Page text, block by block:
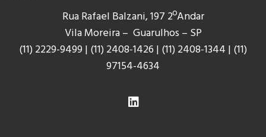
Rua Rafael Balzani, 197 2ºAndar
Vila Moreira – Guarulhos – SP
(11) 2229-9499| (11) 2408-1426 | (11) 2408-1344 | (11)
97154-4634